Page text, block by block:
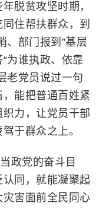
脱贫攻坚时期，
住帮扶群众，到
、部门报到”基层
为谁执政、依靠
老党员说过一句
能把普通百姓紧
力，让党员干部
于群众之上。
政党的奋斗目
同，就能凝聚起
害面前全民同心